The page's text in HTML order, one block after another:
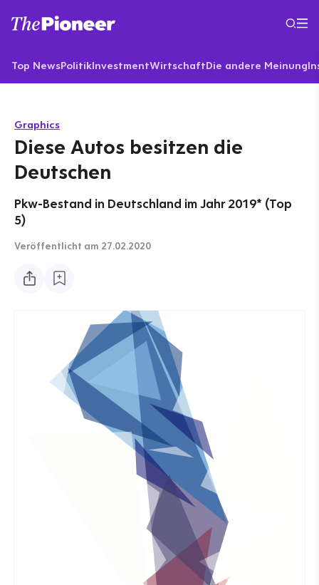
Top NewsPolitikInvestmentWirtschaftDie andere Meinung
Graphics
Diese Autos besitzen die
Deutschen
Pkw-Bestand in Deutschland im Jahr 2019* (Top
5)
Veröffentlicht am 27.02.2020